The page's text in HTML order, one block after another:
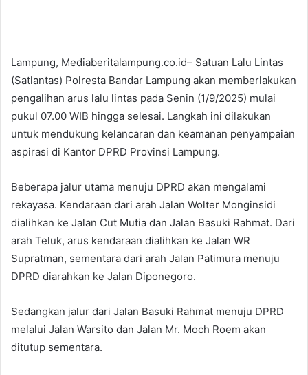
Lampung, Mediaberitalampung.co.id– Satuan Lalu Lintas
(Satlantas) Polresta Bandar Lampung akan memberlakukan
pengalihan arus lalu lintas pada Senin (1/9/2025) mulai
pukul 07.00 WIB hingga selesai. Langkah ini dilakukan
untuk mendukung kelancaran dan keamanan penyampaian
aspirasi di Kantor DPRD Provinsi Lampung.
Beberapa jalur utama menuju DPRD akan mengalami
rekayasa. Kendaraan dari arah Jalan Wolter Monginsidi
dialihkan ke Jalan Cut Mutia dan Jalan Basuki Rahmat. Dari
arah Teluk, arus kendaraan dialihkan ke Jalan WR
Supratman, sementara dari arah Jalan Patimura menuju
DPRD diarahkan ke Jalan Diponegoro.
Sedangkan jalur dari Jalan Basuki Rahmat menuju DPRD
melalui Jalan Warsito dan Jalan Mr. Moch Roem akan
ditutup sementara.